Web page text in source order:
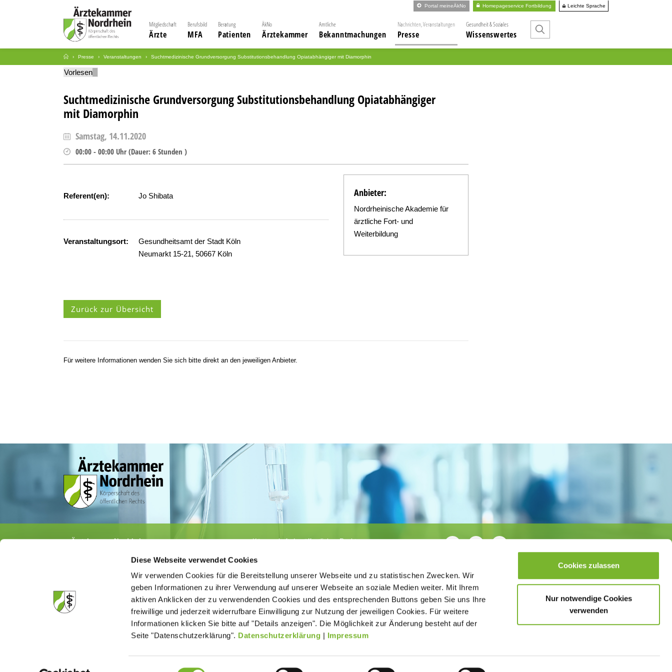
Diese Webseite verwendet Cookies
Wir verwenden Cookies für die Bereitstellung unserer Webseite und zu statistischen Zwecken. Wir
geben Informationen zu ihrer Verwendung auf unserer Webseite an soziale Medien weiter. Mit Ihrem
aktiven Anklicken der zu verwendenden Cookies und des entsprechenden Buttons geben Sie uns Ihre
freiwillige und jederzeit widerrufbare Einwilligung zur Nutzung der jeweiligen Cookies. Für weitere
Informationen klicken Sie bitte auf "Details anzeigen". Die Möglichkeit zur Änderung besteht auf der
Seite "Datenschutzerklärung". Datenschutzerklärung | Impressum
Einwilligungsauswahl
Cookies zulassen
Nur notwendige Cookies
verwenden
Portal meineÄkNo Homepageservice Fortbildung Leichte Sprache
Mitgliedschaft
Ärzte
Berufsbild
MFA
Beratung
Patienten
ÄkNo
Ärztekammer
Amtliche
Bekanntmachungen
Nachrichten, Veranstaltungen
Presse
Gesundheit & Soziales
Wissenswertes
Presse Veranstaltungen Suchtmedizinische Grundversorgung Substitutionsbehandlung Opiatabhängiger mit Diamorphin
Vorlesen
Suchtmedizinische Grundversorgung Substitutionsbehandlung Opiatabhängiger
mit Diamorphin
Samstag, 14.11.2020
00:00 - 00:00 Uhr (Dauer: 6 Stunden )
Referent(en): Jo Shibata
Veranstaltungsort:
Gesundheitsamt der Stadt Köln
Neumarkt 15-21, 50667 Köln
Anbieter:
Nordrheinische Akademie für
ärztliche Fort- und
Weiterbildung
Zurück zur Übersicht
Für weitere Informationen wenden Sie sich bitte direkt an den jeweiligen Anbieter.
Ärztekammer Nordrhein
· Fax 0211 / 4302 2009
aerztekammer@aekno.de
Körperschaft des öffentlichen Rechts
Die Medizinsuchmaschine "Medisuch" bestätigt der
Ärztekammer Nordrhein, dass die Homepage ohne
Kontakt